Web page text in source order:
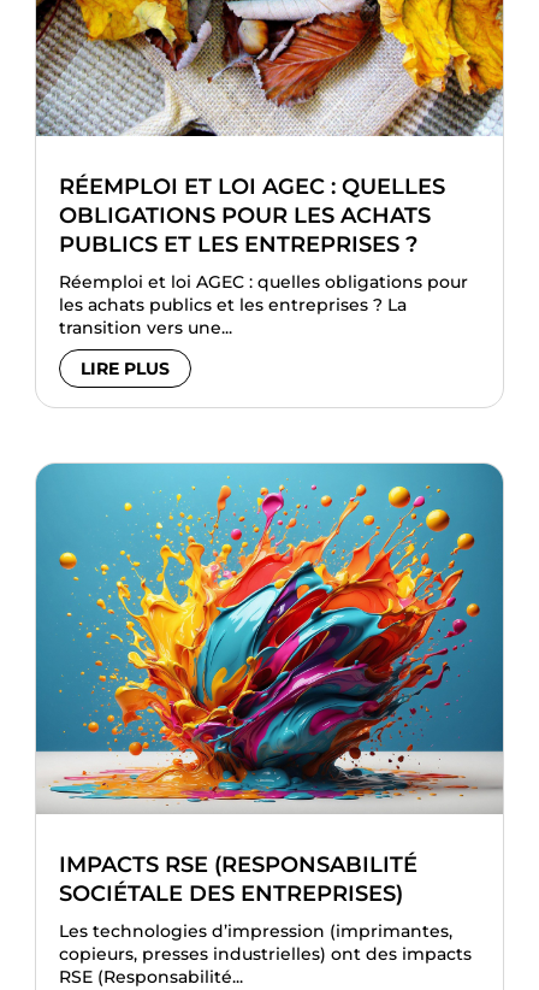
RÉEMPLOI ET LOI AGEC : QUELLES
OBLIGATIONS POUR LES ACHATS
PUBLICS ET LES ENTREPRISES ?
Réemploi et loi AGEC : quelles obligations pour
les achats publics et les entreprises ? La
transition vers une...
LIRE PLUS
IMPACTS RSE (RESPONSABILITÉ
SOCIÉTALE DES ENTREPRISES)
Les technologies d’impression (imprimantes,
copieurs, presses industrielles) ont des impacts
RSE (Responsabilité...